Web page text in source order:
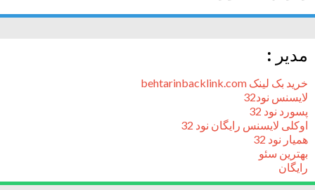
مدیر :
خرید بک لینک behtarinbacklink.com
لایسنس نود32
پسورد نود 32
اوکلی لایسنس رایگان نود 32
همیار نود 32
بهترین سئو
رایگان